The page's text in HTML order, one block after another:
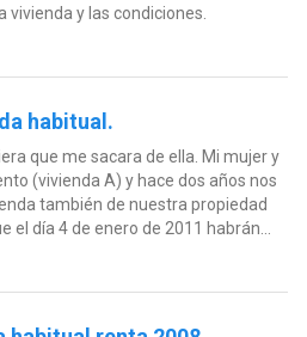
y las condiciones.
habitual.
que me sacara de ella. Mi mujer y
(vivienda A) y hace dos años nos
también de nuestra propiedad
día 4 de enero de 2011 habrán...